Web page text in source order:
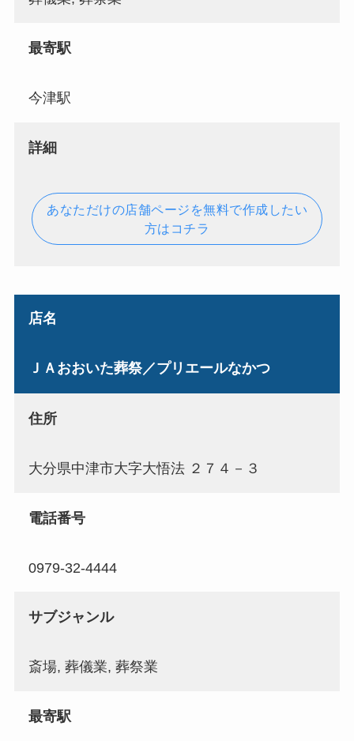
最寄駅
今津駅
詳細
あなただけの店舗ページを無料で作成したい
方はコチラ
店名
ＪＡおおいた葬祭／プリエールなかつ
住所
大分県中津市大字大悟法 ２７４－３
電話番号
0979-32-4444
サブジャンル
斎場, 葬儀業, 葬祭業
最寄駅